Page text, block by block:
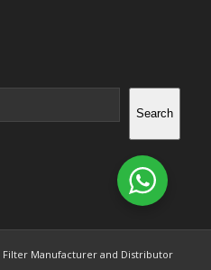
Search
Manufacturer and Distributor